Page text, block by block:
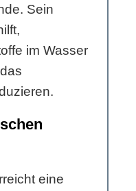
Sein
im Wasser
eine